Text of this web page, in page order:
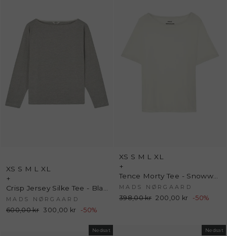
XS S M L XL
+
MADS NØRGAARD
Normalpris
600,00 kr Udsalgspris
300,00 kr -50%
XS S M L XL
+
Tence Morty Tee - Snowwhite - Mads Nørgaard
MADS NØRGAARD
Normalpris
398,00 kr Udsalgspris
200,00 kr -50%
Nedsat Nedsat